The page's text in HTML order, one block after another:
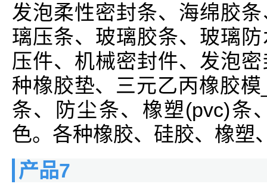
发泡柔性密封条、海绵胶
璃压条、玻璃胶条、玻璃
压件、机械密封件、发泡
种橡胶垫、三元乙丙橡胶
条、防尘条、橡塑(pvc)条
色。各种橡胶、硅胶、橡塑
产品7